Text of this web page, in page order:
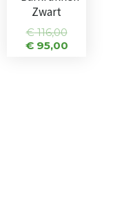
Zwart
€116,00
€95,00